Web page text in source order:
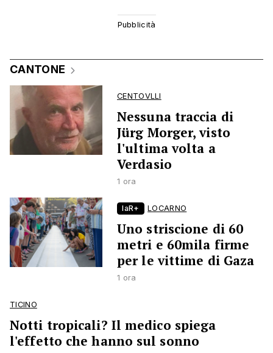
CANTONE
CENTOVLLI
Nessuna traccia di
Jürg Morger, visto
l'ultima volta a
Verdasio
1 ora
laR+ LOCARNO
Uno striscione di 60
metri e 60mila firme
per le vittime di Gaza
1 ora
TICINO
Notti tropicali? Il medico spiega
l'effetto che hanno sul sonno